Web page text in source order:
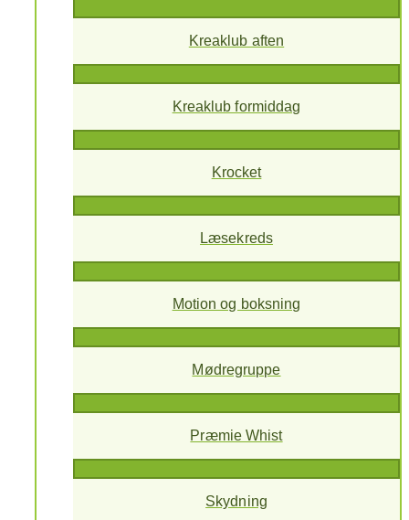
Kreaklub aften
Kreaklub formiddag
Krocket
Læsekreds
Motion og boksning
Mødregruppe
Præmie Whist
Skydning